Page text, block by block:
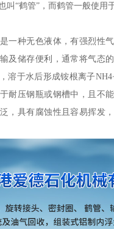
叫“鹤管”，而鹤管一般使用
一种无色液体，有强烈性
及储存便利，通常将气态
溶于水后形成铵根离子
耐压钢瓶或钢槽中，且不
，具有腐蚀性且容易挥发